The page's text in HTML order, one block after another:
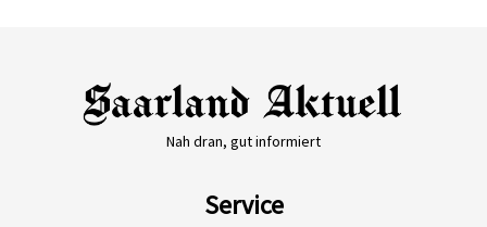
Nah dran, gut informiert
Service